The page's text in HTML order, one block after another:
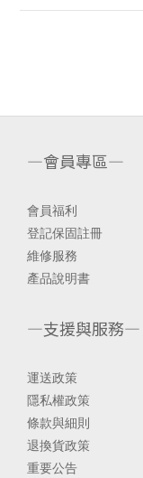
—會員專區—
會員福利
登記保固註冊
維修服務
產品說明書
—支援與服務—
運送政策
隱私權政策
條款與細則
退換貨政策
重要公告